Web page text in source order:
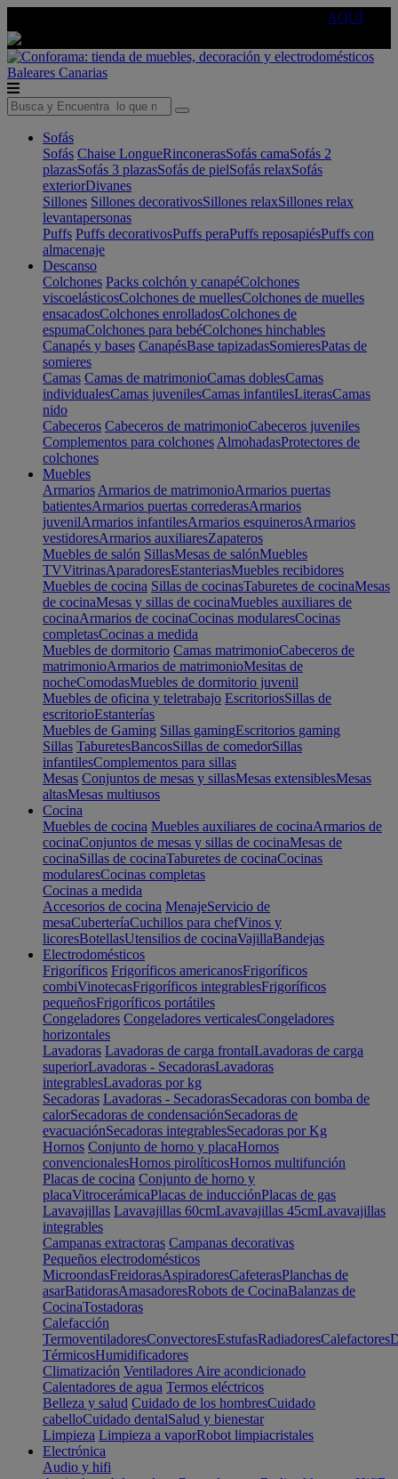
AQUÍ
Baleares Canarias
Sofás
Sofás Chaise LongueRinconerasSofás camaSofás 2
plazasSofás 3 plazasSofás de pielSofás relaxSofás
exteriorDivanes
Sillones Sillones decorativosSillones relaxSillones relax
levantapersonas
Puffs Puffs decorativosPuffs peraPuffs reposapiésPuffs con
almacenaje
Descanso
Colchones Packs colchón y canapéColchones
viscoelásticosColchones de muellesColchones de muelles
ensacadosColchones enrolladosColchones de
espumaColchones para bebéColchones hinchables
Canapés y bases CanapésBase tapizadasSomieresPatas de
somieres
Camas Camas de matrimonioCamas doblesCamas
individualesCamas juvenilesCamas infantilesLiterasCamas
nido
Cabeceros Cabeceros de matrimonioCabeceros juveniles
Complementos para colchones AlmohadasProtectores de
colchones
Muebles
Armarios Armarios de matrimonioArmarios puertas
batientesArmarios puertas correderasArmarios
juvenilArmarios infantilesArmarios esquinerosArmarios
vestidoresArmarios auxiliaresZapateros
Muebles de salón SillasMesas de salónMuebles
TVVitrinasAparadoresEstanteriasMuebles recibidores
Muebles de cocina Sillas de cocinasTaburetes de cocinaMesas
de cocinaMesas y sillas de cocinaMuebles auxiliares de
cocinaArmarios de cocinaCocinas modularesCocinas
completasCocinas a medida
Muebles de dormitorio Camas matrimonioCabeceros de
matrimonioArmarios de matrimonioMesitas de
nocheComodasMuebles de dormitorio juvenil
Muebles de oficina y teletrabajo EscritoriosSillas de
escritorioEstanterías
Muebles de Gaming Sillas gamingEscritorios gaming
Sillas TaburetesBancosSillas de comedorSillas
infantilesComplementos para sillas
Mesas Conjuntos de mesas y sillasMesas extensiblesMesas
altasMesas multiusos
Cocina
Muebles de cocina Muebles auxiliares de cocinaArmarios de
cocinaConjuntos de mesas y sillas de cocinaMesas de
cocinaSillas de cocinaTaburetes de cocinaCocinas
modularesCocinas completas
Cocinas a medida
Accesorios de cocina MenajeServicio de
mesaCuberteríaCuchillos para chefVinos y
licoresBotellasUtensilios de cocinaVajillaBandejas
Electrodomésticos
Frigoríficos Frigoríficos americanosFrigoríficos
combiVinotecasFrigoríficos integrablesFrigoríficos
pequeñosFrigoríficos portátiles
Congeladores Congeladores verticalesCongeladores
horizontales
Lavadoras Lavadoras de carga frontalLavadoras de carga
superiorLavadoras - SecadorasLavadoras
integrablesLavadoras por kg
Secadoras Lavadoras - SecadorasSecadoras con bomba de
calorSecadoras de condensaciónSecadoras de
evacuaciónSecadoras integrablesSecadoras por Kg
Hornos Conjunto de horno y placaHornos
convencionalesHornos pirolíticosHornos multifunción
Placas de cocina Conjunto de horno y
placaVitrocerámicaPlacas de inducciónPlacas de gas
Lavavajillas Lavavajillas 60cmLavavajillas 45cmLavavajillas
integrables
Campanas extractoras Campanas decorativas
Pequeños electrodomésticos
MicroondasFreidorasAspiradoresCafeterasPlanchas de
asarBatidorasAmasadoresRobots de CocinaBalanzas de
CocinaTostadoras
Calefacción
TermoventiladoresConvectoresEstufasRadiadoresCalefactores
TérmicosHumidificadores
Climatización Ventiladores Aire acondicionado
Calentadores de agua Termos eléctricos
Belleza y salud Cuidado de los hombresCuidado
cabelloCuidado dentalSalud y bienestar
Limpieza Limpieza a vaporRobot limpiacristales
Electrónica
Audio y hifi